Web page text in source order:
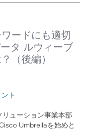
ードにも適切
タ ルウィーブ
（後編）
ト
ューション事業本部
Umbrellaを始めと